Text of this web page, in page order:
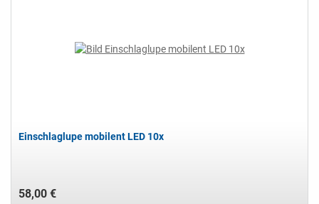
Einschlaglupe mobilent LED 10x
58,00 €